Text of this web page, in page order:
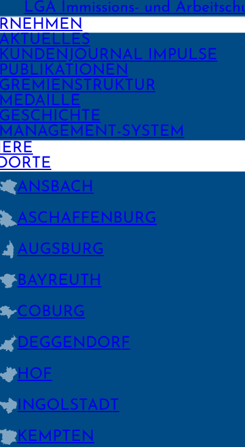
LGA Immissions- und
IMPULSE
SYSTEM
ANSBACH
ASCHAFFEN­BURG
AUGSBURG
BAYREUTH
COBURG
DEGGEN­DORF
HOF
INGOLSTADT
KEMPTEN